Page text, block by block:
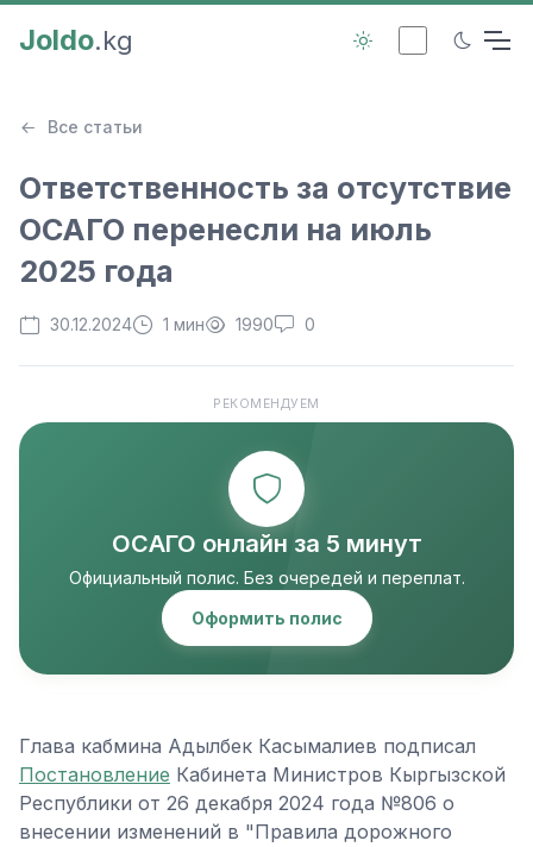
Joldo.kg
Все статьи
Ответственность за отсутствие
ОСАГО перенесли на июль
2025 года
30.12.2024 1 мин 1990 0
РЕКОМЕНДУЕМ
ОСАГО онлайн за 5 минут
Официальный полис. Без очередей и переплат.
Оформить полис
Глава кабмина Адылбек Касымалиев подписал
Постановление Кабинета Министров Кыргызской
Республики от 26 декабря 2024 года №806 о
внесении изменений в "Правила дорожного